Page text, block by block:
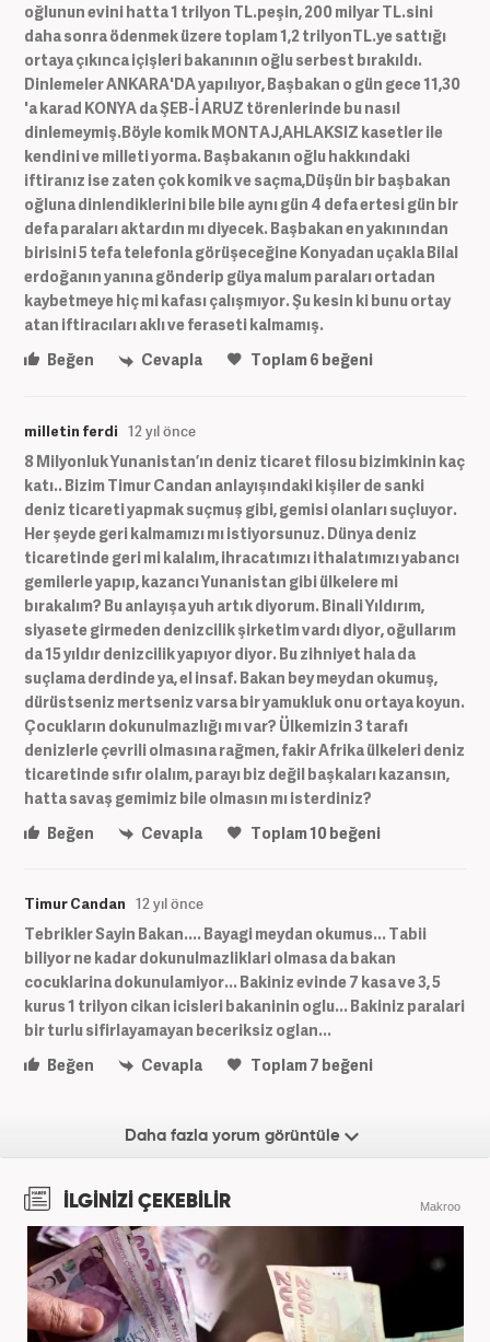
oğlunun evini hatta 1 trilyon TL.peşin, 200 milyar TL.sini
daha sonra ödenmek üzere toplam 1,2 trilyonTL.ye sattığı
ortaya çıkınca içişleri bakanının oğlu serbest bırakıldı.
Dinlemeler ANKARA'DA yapılıyor, Başbakan o gün gece 11,30
'a karad KONYA da ŞEB-İ ARUZ törenlerinde bu nasıl
dinlemeymiş.Böyle komik MONTAJ,AHLAKSIZ kasetler ile
kendini ve milleti yorma. Başbakanın oğlu hakkındaki
iftiranız ise zaten çok komik ve saçma,Düşün bir başbakan
oğluna dinlendiklerini bile bile aynı gün 4 defa ertesi gün bir
defa paraları aktardın mı diyecek. Başbakan en yakınından
birisini 5 tefa telefonla görüşeceğine Konyadan uçakla Bilal
erdoğanın yanına gönderip güya malum paraları ortadan
kaybetmeye hiç mi kafası çalışmıyor. Şu kesin ki bunu ortay
atan iftiracıları aklı ve feraseti kalmamış.
Beğen
Cevapla Toplam6 beğeni
milletin ferdi 12 yıl önce
8 Milyonluk Yunanistan’ın deniz ticaret filosu bizimkinin kaç
katı.. Bizim Timur Candan anlayışındaki kişiler de sanki
deniz ticareti yapmak suçmuş gibi, gemisi olanları suçluyor.
Her şeyde geri kalmamızı mı istiyorsunuz. Dünya deniz
ticaretinde geri mi kalalım, ihracatımızı ithalatımızı yabancı
gemilerle yapıp, kazancı Yunanistan gibi ülkelere mi
bırakalım? Bu anlayışa yuh artık diyorum. Binali Yıldırım,
siyasete girmeden denizcilik şirketim vardı diyor, oğullarım
da 15 yıldır denizcilik yapıyor diyor. Bu zihniyet hala da
suçlama derdinde ya, el insaf. Bakan bey meydan okumuş,
dürüstseniz mertseniz varsa bir yamukluk onu ortaya koyun.
Çocukların dokunulmazlığı mı var? Ülkemizin 3 tarafı
denizlerle çevrili olmasına rağmen, fakir Afrika ülkeleri deniz
ticaretinde sıfır olalım, parayı biz değil başkaları kazansın,
hatta savaş gemimiz bile olmasın mı isterdiniz?
Beğen
Cevapla Toplam10beğeni
Timur Candan 12 yıl önce
Tebrikler Sayin Bakan.... Bayagi meydan okumus... Tabii
biliyor ne kadar dokunulmazliklari olmasa da bakan
cocuklarina dokunulamiyor... Bakiniz evinde 7 kasa ve 3, 5
kurus 1 trilyon cikan icisleri bakaninin oglu... Bakiniz paralari
bir turlu sifirlayamayan beceriksiz oglan...
Beğen
Cevapla Toplam7 beğeni
Daha fazla yorum görüntüle
İLGİNİZİ ÇEKEBİLİR Makroo